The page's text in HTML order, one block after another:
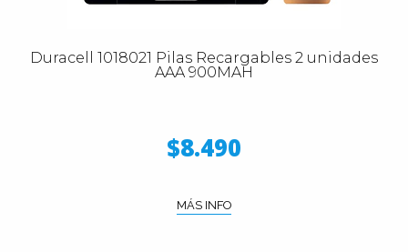
Duracell 1018021 Pilas Recargables 2 unidades
AAA 900MAH
$8.490
MÁS INFO